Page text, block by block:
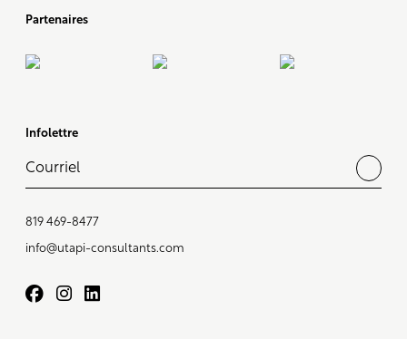
Partenaires
Infolettre
819 469-8477
info@utapi-consultants.com